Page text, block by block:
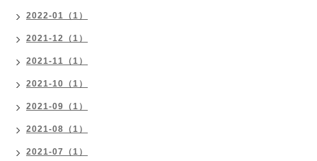
2022-01（1）
2021-12（1）
2021-11（1）
2021-10（1）
2021-09（1）
2021-08（1）
2021-07（1）